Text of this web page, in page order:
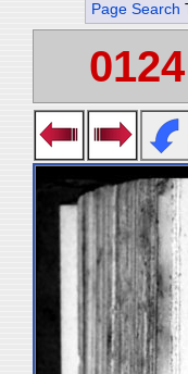
Page Search
0124